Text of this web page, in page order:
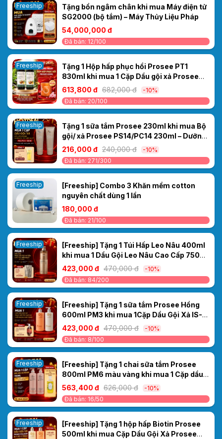
Freeship
Tặng bồn ngâm chân khi mua Máy điện tử
SG2000 (bộ tắm) – Máy Thủy Liệu Pháp
54,000,000 đ
Đã bán: 12/100
Freeship
Tặng 1 Hộp hấp phục hồi Prosee PT1
830ml khi mua 1 Cặp Dầu gội xả Prosee
PS13/PC13 Dưỡng sinh Gừng 1000ml –
Dưỡng tóc khỏe, mềm mượt
613,800 đ 682,000 đ
-10%
Đã bán: 20/100
Freeship
Tặng 1 sữa tắm Prosee 230ml khi mua Bộ
gội/ xả Prosee PS14/PC14 230ml – Dưỡng
tóc mềm mượt, giảm xơ rối
216,000 đ 240,000 đ
-10%
Đã bán: 271/300
Freeship
[Freeship] Combo 3 Khăn mềm cotton
nguyên chất dùng 1 lần
180,000 đ
Đã bán: 21/100
Freeship
[Freeship] Tặng 1 Túi Hấp Leo Nâu 400ml
khi mua 1 Dầu Gội Leo Nâu Cao Cấp 750ml
– Phục Hồi Tóc Hư Tổn, Cho Tóc Mềm
Mượt
423,000 đ 470,000 đ
-10%
Đã bán: 84/200
Freeship
[Freeship] Tặng 1 sữa tắm Prosee Hồng
600ml PM3 khi mua 1Cặp Dầu Gội Xả IS-
4/IC-4 Prosee Collagen 460ml – Phục Hồi
Tóc Khô Xơ, Chẻ Ngọn & Gãy Rụng
423,000 đ 470,000 đ
-10%
Đã bán: 8/100
Freeship
[Freeship] Tặng 1 chai sữa tắm Prosee
800ml PM6 màu vàng khi mua 1 Cặp dầu
gội xả Sakura Prosee PS3/PC3 700ml -
Phục hồi, suôn mượt thơm bền mùi.
563,400 đ 626,000 đ
-10%
Đã bán: 16/50
Freeship
[Freeship] Tặng 1 hộp hấp Biotin Prosee
500ml khi mua Cặp Dầu Gội Xả Prosee